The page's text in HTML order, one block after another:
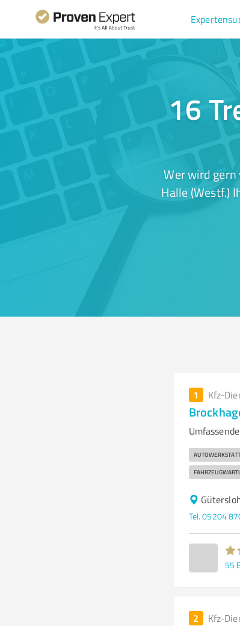
16
Wer wird
Halle (Westf.)
1 Kfz-
AUTOWERKSTATT
Tel. 05204
55
2 Kfz-